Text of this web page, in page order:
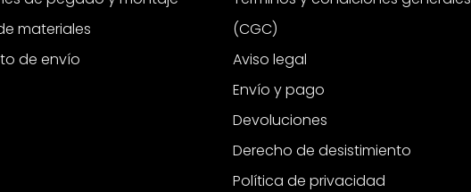
materiales
de envío
(CGC)
Aviso legal
Envío y pago
Devoluciones
Derecho de desistimiento
Política de privacidad